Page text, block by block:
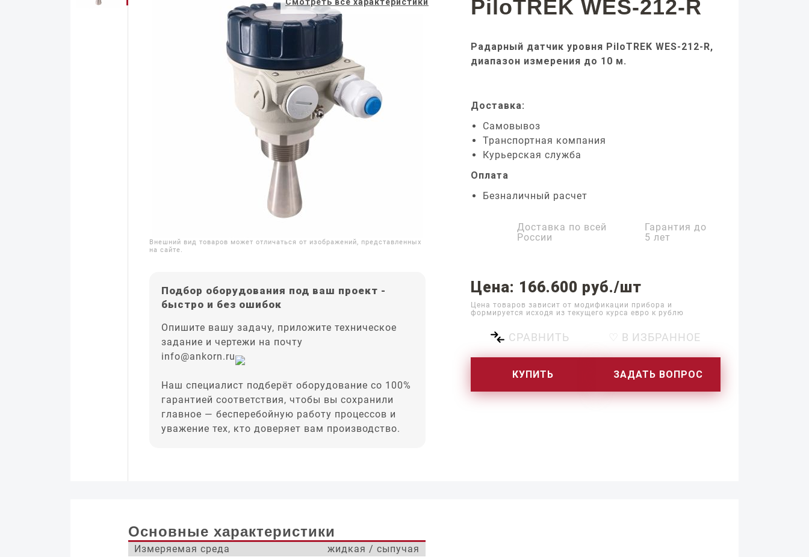
Внешний вид товаров может отличаться от изображений, представленных
на сайте.
Подбор оборудования под ваш проект -
быстро и без ошибок
Опишите вашу задачу, приложите техническое
задание и чертежи на почту
info@ankorn.ru
Наш специалист подберёт оборудование со 100%
гарантией соответствия, чтобы вы сохранили
главное — бесперебойную работу процессов и
уважение тех, кто доверяет вам производство.
PiloTREK WES-212-R
Радарный датчик уровня PiloTREK WES-212-R,
диапазон измерения до 10 м.
Доставка:
Самовывоз
Транспортная компания
Курьерская служба
Оплата
Безналичный расчет
Доставка по всей
России
Гарантия до
5 лет
Цена: 166.600 руб./шт
Цена товаров зависит от модификации прибора и
формируется исходя из текущего курса евро к рублю
СРАВНИТЬ ♡ В ИЗБРАННОЕ
КУПИТЬ ЗАДАТЬ ВОПРОС
Основные характеристики
Измеряемая среда
жидкая / сыпучая